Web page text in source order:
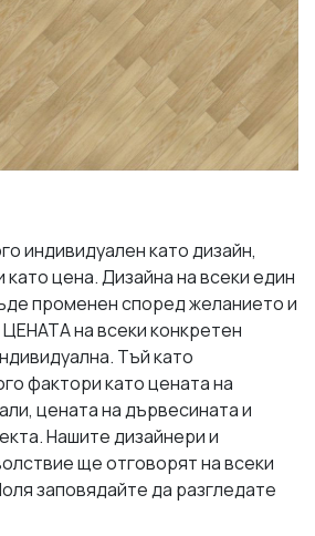
индивидуален като дизайн,
цена. Дизайна на всеки един
променен според желанието и
на всеки конкретен
Тъй като
фактори като цената на
цената на дървесината и
Нашите дизайнери и
ще отговорят на всеки
заповядайте да разгледате